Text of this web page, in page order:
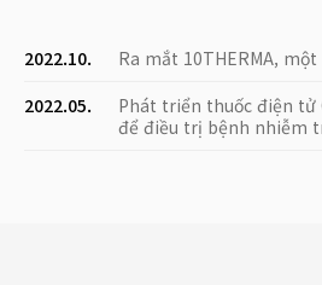
2022.10.
Ra mắt 10THERMA,
2022.05.
Phát triển thuốc điện tử
để điều trị bệnh nhiễm